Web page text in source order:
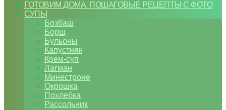
ГОТОВИМ ДОМА. ПОШАГОВЫЕ РЕЦЕПТЫ С ФОТО
СУПЫ
Бозбаш
Борщ
Бульоны
Капустняк
Крем-суп
Лагман
Минестроне
Окрошка
Похлебка
Рассольник